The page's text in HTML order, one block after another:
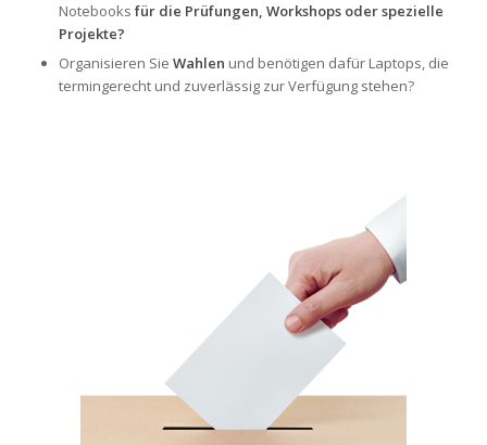
Notebooks für die Prüfungen, Workshops oder spezielle
Projekte?
Organisieren Sie Wahlen und benötigen dafür Laptops, die
termingerecht und zuverlässig zur Verfügung stehen?